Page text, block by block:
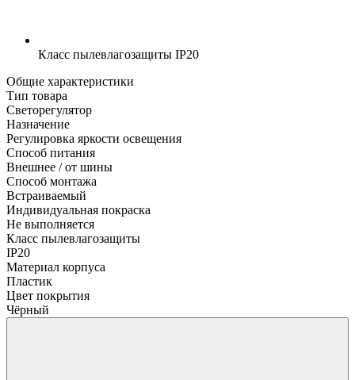
Класс пылевлагозащиты IP20
Общие характеристики
Тип товара
Светорегулятор
Назначение
Регулировка яркости освещения
Способ питания
Внешнее / от шины
Способ монтажа
Встраиваемый
Индивидуальная покраска
Не выполняется
Класс пылевлагозащиты
IP20
Материал корпуса
Пластик
Цвет покрытия
Чёрный